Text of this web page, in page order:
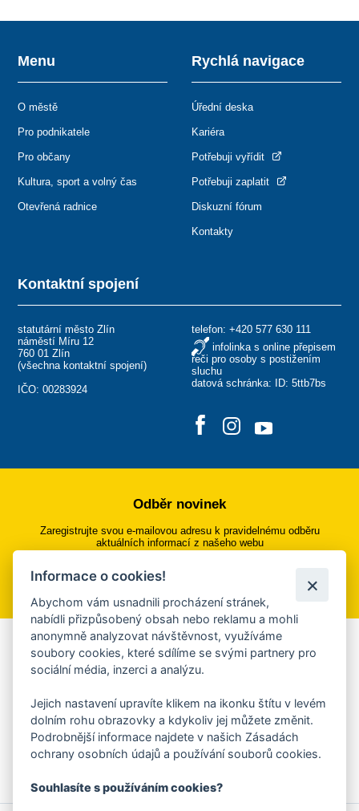
Kontaktní spojení
statutární město Zlín
náměstí Míru 12
760 01 Zlín
(všechna kontaktní spojení)
IČO: 00283924
telefon: +420 577 630 111
infolinka s online přepisem
řeči pro osoby s postižením
sluchu
datová schránka: ID: 5ttb7bs
Menu
O městě
Pro podnikatele
Pro občany
Kultura, sport a volný čas
Otevřená radnice
Rychlá navigace
Úřední deska
Kariéra
Potřebuji vyřídit
Potřebuji zaplatit
Diskuzní fórum
Kontakty
Odběr novinek
Zaregistrujte svou e-mailovou adresu k pravidelnému odběru
aktuálních informací z našeho webu
Přihlásit se k odběru
Aplikace Mobilní rozhlas
Chcete dostávat do svého mobilu či mailu upozornění na
ankety, pozvánky na kulturní a sportovní akce?
Více informací o aplikaci
Informace o cookies!
Abychom vám usnadnili procházení stránek,
nabídli přizpůsobený obsah nebo reklamu a mohli
anonymně analyzovat návštěvnost, využíváme
soubory cookies, které sdílíme se svými partnery pro
sociální média, inzerci a analýzu.
Jejich nastavení upravíte klikem na ikonku štítu v levém
dolním rohu obrazovky a kdykoliv jej můžete změnit.
Podrobnější informace najdete v našich Zásadách
ochrany osobních údajů a používání souborů cookies.
Souhlasíte s používáním cookies?